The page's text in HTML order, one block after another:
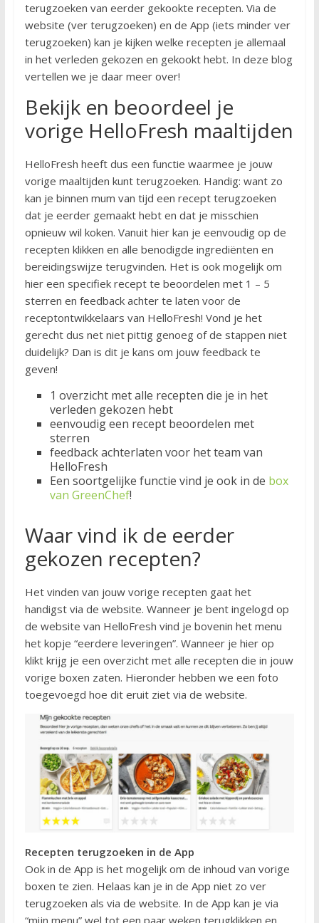
terugzoeken van eerder gekookte recepten. Via de
website (ver terugzoeken) en de App (iets minder ver
terugzoeken) kan je kijken welke recepten je allemaal
in het verleden gekozen en gekookt hebt. In deze blog
vertellen we je daar meer over!
Bekijk en beoordeel je
vorige HelloFresh maaltijden
HelloFresh heeft dus een functie waarmee je jouw
vorige maaltijden kunt terugzoeken. Handig: want zo
kan je binnen mum van tijd een recept terugzoeken
dat je eerder gemaakt hebt en dat je misschien
opnieuw wil koken. Vanuit hier kan je eenvoudig op de
recepten klikken en alle benodigde ingrediënten en
bereidingswijze terugvinden. Het is ook mogelijk om
hier een specifiek recept te beoordelen met 1 – 5
sterren en feedback achter te laten voor de
receptontwikkelaars van HelloFresh! Vond je het
gerecht dus net niet pittig genoeg of de stappen niet
duidelijk? Dan is dit je kans om jouw feedback te
geven!
1 overzicht met alle recepten die je in het
verleden gekozen hebt
eenvoudig een recept beoordelen met
sterren
feedback achterlaten voor het team van
HelloFresh
Een soortgelijke functie vind je ook in de box
van GreenChef!
Waar vind ik de eerder
gekozen recepten?
Het vinden van jouw vorige recepten gaat het
handigst via de website. Wanneer je bent ingelogd op
de website van HelloFresh vind je bovenin het menu
het kopje “eerdere leveringen”. Wanneer je hier op
klikt krijg je een overzicht met alle recepten die in jouw
vorige boxen zaten. Hieronder hebben we een foto
toegevoegd hoe dit eruit ziet via de website.
Recepten terugzoeken in de App
Ook in de App is het mogelijk om de inhoud van vorige
boxen te zien. Helaas kan je in de App niet zo ver
terugzoeken als via de website. In de App kan je via
“mijn menu” wel tot een paar weken terugklikken en